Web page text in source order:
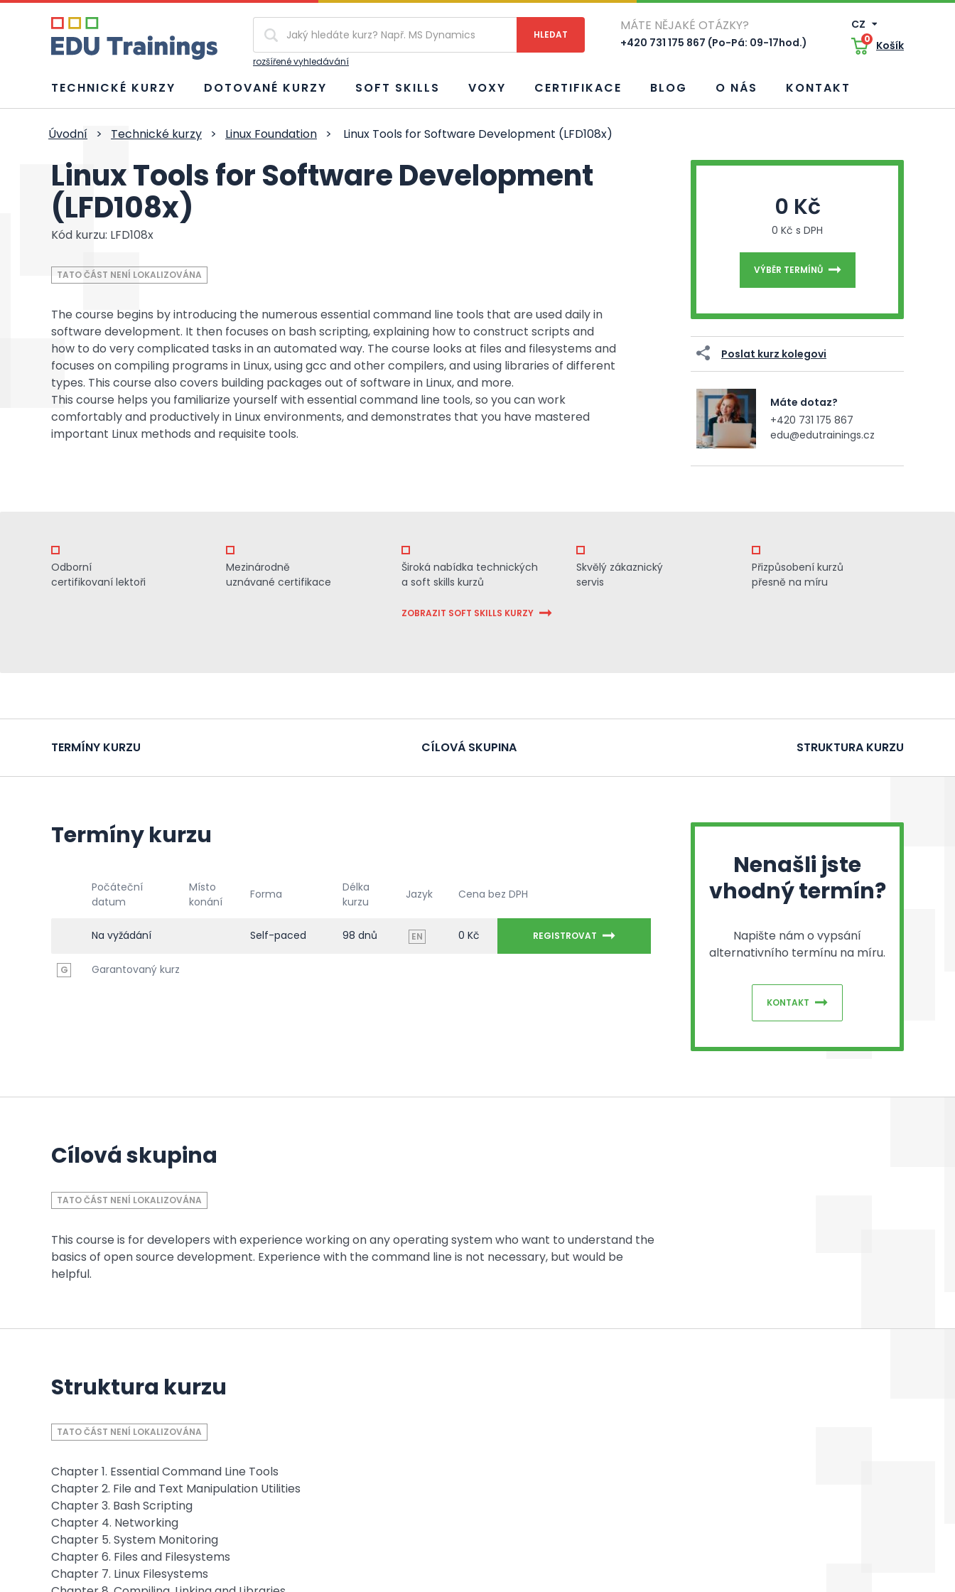
rozšířené vyhledávání
MÁTE NĚJAKÉ OTÁZKY?
+420 731 175 867 (Po-Pá: 09-17hod.)
CZ
0 Košík
TECHNICKÉ KURZY DOTOVANÉ KURZY SOFT SKILLS VOXY CERTIFIKACE BLOG O NÁS KONTAKT
Úvodní > Technické kurzy > Linux Foundation > Linux Tools for Software Development (LFD108x)
Linux Tools for Software Development
(LFD108x)
Kód kurzu: LFD108x
TATO ČÁST NENÍ LOKALIZOVÁNA
The course begins by introducing the numerous essential command line tools that are used daily in
software development. It then focuses on bash scripting, explaining how to construct scripts and
how to do very complicated tasks in an automated way. The course looks at files and filesystems and
focuses on compiling programs in Linux, using gcc and other compilers, and using libraries of different
types. This course also covers building packages out of software in Linux, and more.
This course helps you familiarize yourself with essential command line tools, so you can work
comfortably and productively in Linux environments, and demonstrates that you have mastered
important Linux methods and requisite tools.
0 Kč
0 Kč s DPH
VÝBĚR TERMÍNŮ
Poslat kurz kolegovi
Máte dotaz?
+420 731 175 867
edu@edutrainings.cz
Odborní
certifikovaní lektoři
Mezinárodně
uznávané certifikace
Široká nabídka technických
a soft skills kurzů
ZOBRAZIT SOFT SKILLS KURZY
Skvělý zákaznický
servis
Přizpůsobení kurzů
přesně na míru
TERMÍNY KURZU CÍLOVÁ SKUPINA STRUKTURA KURZU
Termíny kurzu
Počáteční
datum
Místo
konání
Forma
Délka
kurzu
Jazyk Cena bez DPH
Na vyžádání Self-paced 98 dnů EN 0 Kč REGISTROVAT
G Garantovaný kurz
Nenašli jste
vhodný termín?
Napište nám o vypsání
alternativního termínu na míru.
KONTAKT
Cílová skupina
TATO ČÁST NENÍ LOKALIZOVÁNA
This course is for developers with experience working on any operating system who want to understand the
basics of open source development. Experience with the command line is not necessary, but would be
helpful.
Struktura kurzu
TATO ČÁST NENÍ LOKALIZOVÁNA
Chapter 1. Essential Command Line Tools
Chapter 2. File and Text Manipulation Utilities
Chapter 3. Bash Scripting
Chapter 4. Networking
Chapter 5. System Monitoring
Chapter 6. Files and Filesystems
Chapter 7. Linux Filesystems